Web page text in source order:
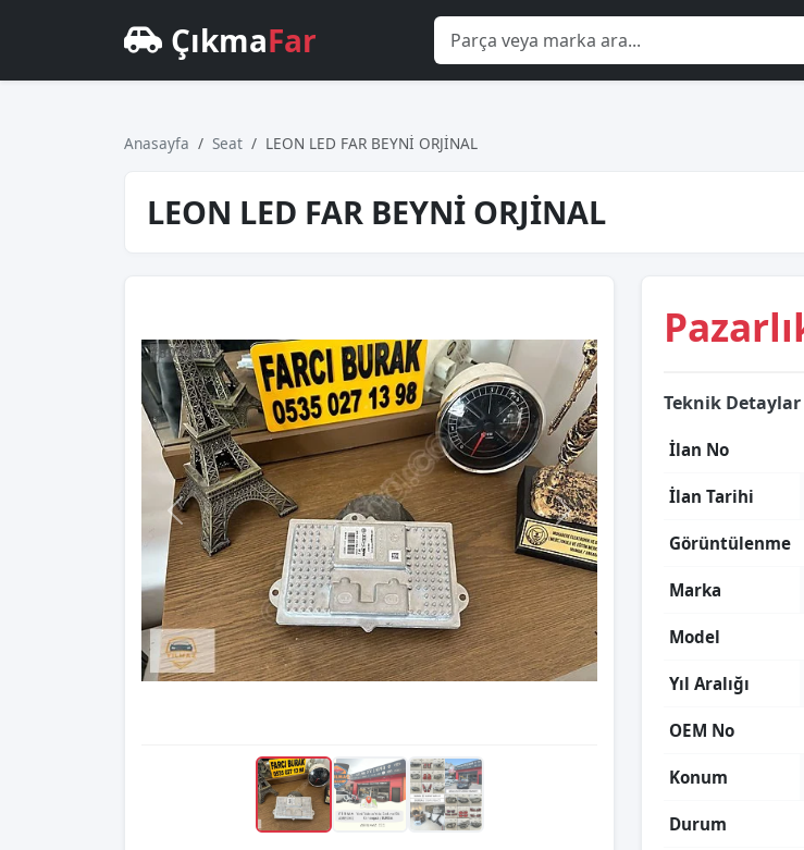
ÇıkmaFar
Anasayfa Seat LEON LED FAR BEYNİ ORJİNAL
LEON LED FAR BEYNİ ORJİNAL
Teknik Detaylar
İlan No
İlan Tarihi
Görüntülenme
Marka
Model
Yıl Aralığı
OEM No
Konum
Durum